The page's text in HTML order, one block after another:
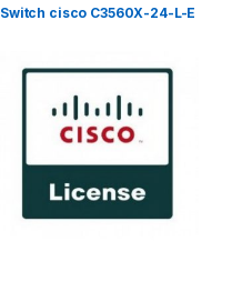
Switch cisco C3560X-24-L-E